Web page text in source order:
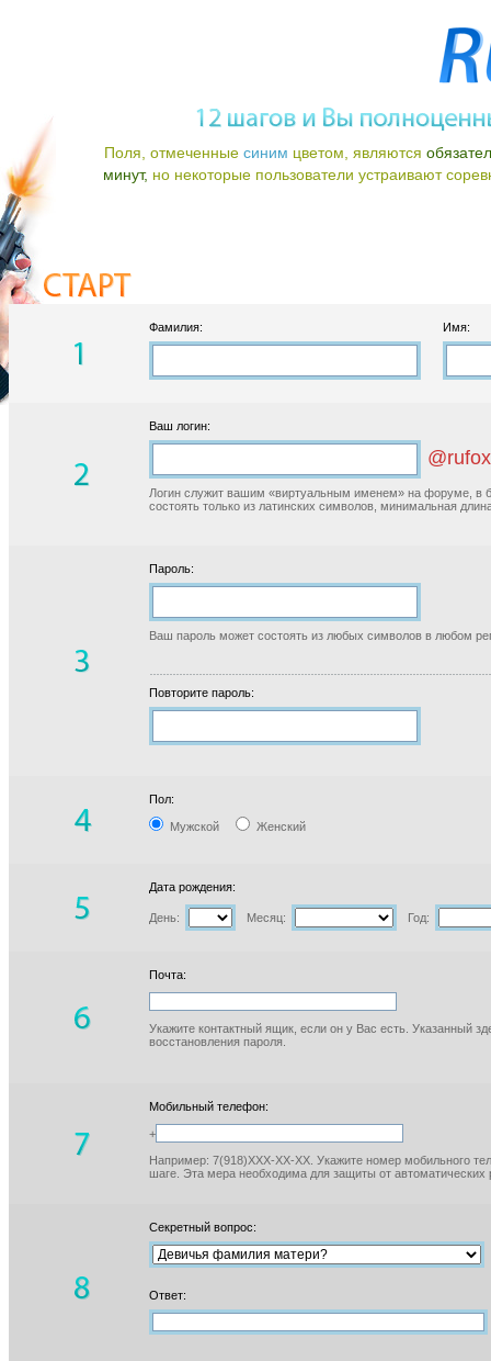
Поля, отмеченные синим цветом, являются
минут, но некоторые пользователи устраивают
Фамилия: Имя:
Ваш логин:
Логин служит вашим «виртуальным именем» на форуме, в
состоять только из латинских символов, минимальная
Пароль:
Ваш пароль может состоять из любых символов в любом
Повторите пароль:
Пол:
Мужской Женский
Дата рождения:
День: Месяц: Год:
Почта:
Укажите контактный ящик, если он у Вас есть. Указанный
восстановления пароля.
Мобильный телефон:
+
Например: 7(918)XXX-XX-XX. Укажите номер мобильного
шаге. Эта мера необходима для защиты от автоматических
Секретный вопрос:
Ответ: